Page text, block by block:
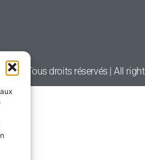
| Tous droits réservés | All